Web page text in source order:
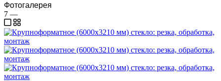
Фотогалерея
7 —